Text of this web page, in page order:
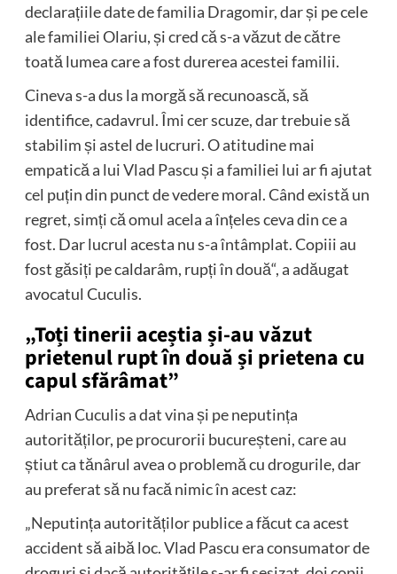
declarațiile date de familia Dragomir, dar și pe cele
ale familiei Olariu, și cred că s-a văzut de către
toată lumea care a fost durerea acestei familii.
Cineva s-a dus la morgă să recunoască, să
identifice, cadavrul. Îmi cer scuze, dar trebuie să
stabilim și astel de lucruri. O atitudine mai
empatică a lui Vlad Pascu și a familiei lui ar fi ajutat
cel puțin din punct de vedere moral. Când există un
regret, simți că omul acela a înțeles ceva din ce a
fost. Dar lucrul acesta nu s-a întâmplat. Copiii au
fost găsiți pe caldarâm, rupți în două“, a adăugat
avocatul Cuculis.
„Toți tinerii aceștia și-au văzut
prietenul rupt în două și prietena cu
capul sfărâmat”
Adrian Cuculis a dat vina și pe neputința
autorităților, pe procurorii bucureșteni, care au
știut ca tănârul avea o problemă cu drogurile, dar
au preferat să nu facă nimic în acest caz:
„Neputința autorităților publice a făcut ca acest
accident să aibă loc. Vlad Pascu era consumator de